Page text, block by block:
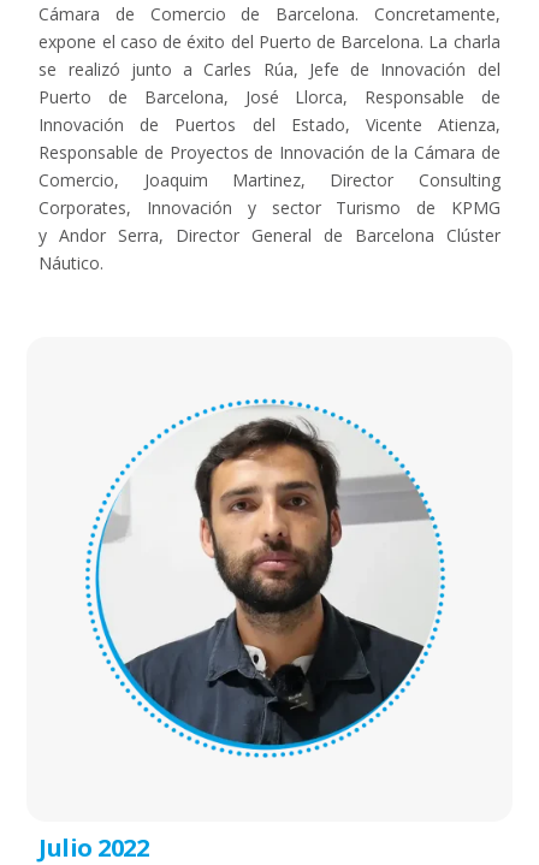
Cámara de Comercio de Barcelona. Concretamente,
expone el caso de éxito del Puerto de Barcelona. La charla
se realizó junto a Carles Rúa, Jefe de Innovación del
Puerto de Barcelona, José Llorca, Responsable de
Innovación de Puertos del Estado, Vicente Atienza,
Responsable de Proyectos de Innovación de la Cámara de
Comercio, Joaquim Martinez, Director Consulting
Corporates, Innovación y sector Turismo de KPMG
y Andor Serra, Director General de Barcelona Clúster
Náutico.
Julio 2022